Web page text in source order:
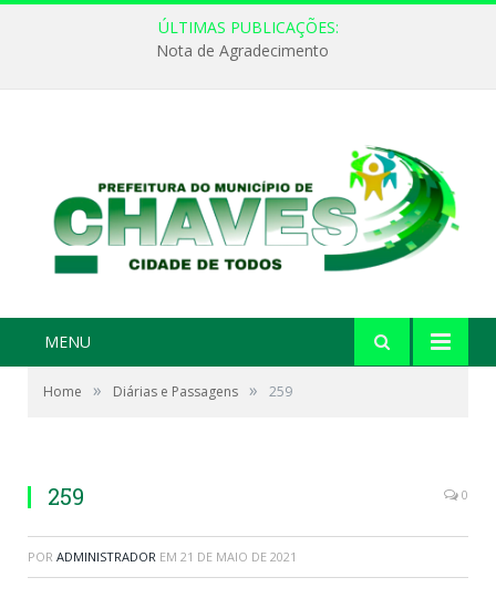
ÚLTIMAS PUBLICAÇÕES:
Nota de Agradecimento
MENU
Home » Diárias e Passagens » 259
259 0
POR ADMINISTRADOR EM 21 DE MAIO DE 2021